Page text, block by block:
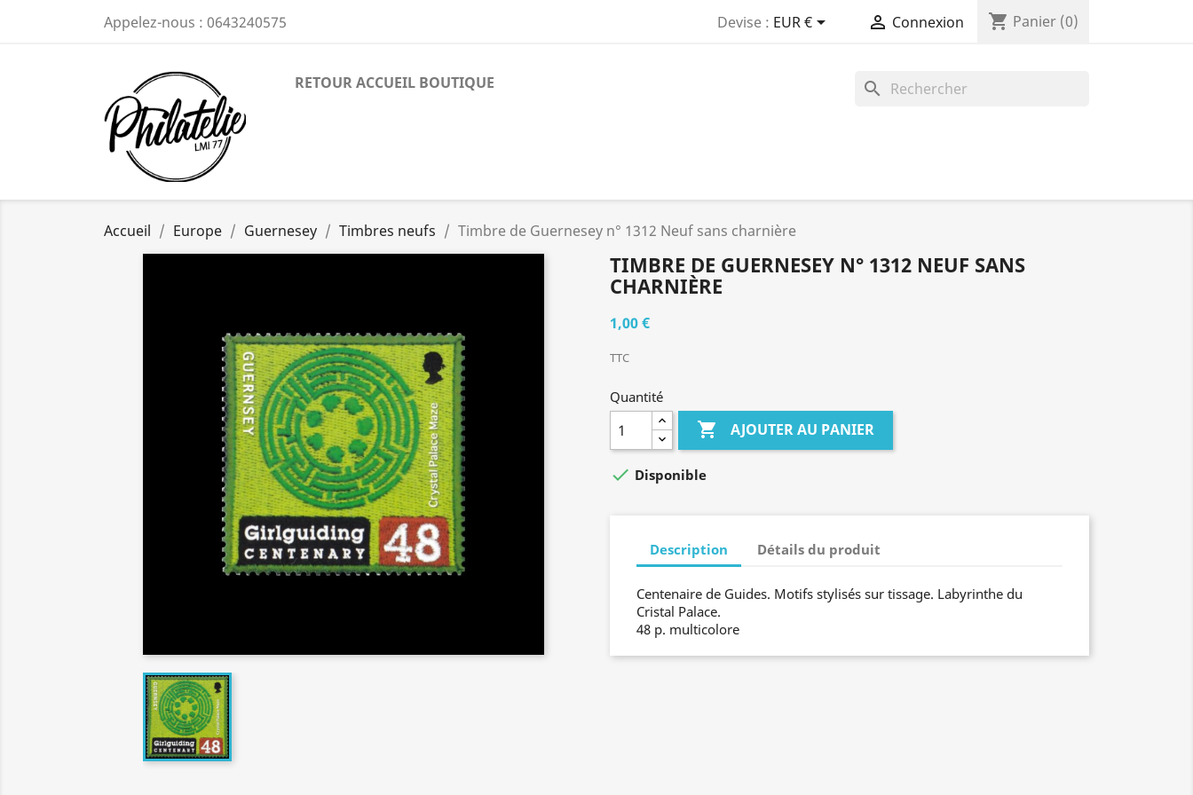
Appelez-nous : 0643240575 Devise : EUR €  Connexion shopping_cart Panier (0)
RETOUR ACCUEIL BOUTIQUE search
Accueil Europe Guernesey Timbres neufs Timbre de Guernesey n° 1312 Neuf sans charnière
TIMBRE DE GUERNESEY N° 1312 NEUF SANS
CHARNIÈRE
1,00 €
TTC
Quantité
 AJOUTER AU PANIER
 Disponible
Description Détails du produit
Centenaire de Guides. Motifs stylisés sur tissage. Labyrinthe du
Cristal Palace.
48 p. multicolore